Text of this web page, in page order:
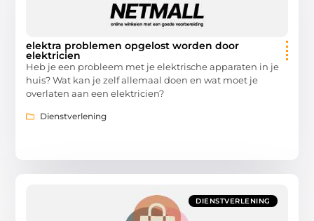
elektra problemen opgelost worden door
elektricien
Heb je een probleem met je elektrische apparaten in je
huis? Wat kan je zelf allemaal doen en wat moet je
overlaten aan een elektricien?
Dienstverlening
DIENSTVERLENING